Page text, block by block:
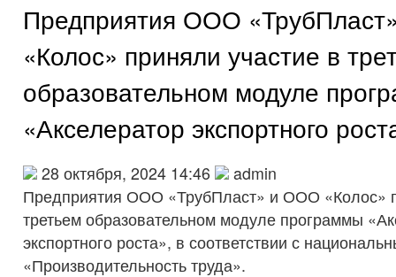
Предприятия ООО
«Колос» приняли участие в
образовательном модуле
«Акселератор экспортного
28 октября, 2024 14:46
admin
Предприятия ООО «ТрубПласт» и ООО «Колос»
третьем образовательном модуле программы
экспортного роста», в соответствии с
«Производительность труда».